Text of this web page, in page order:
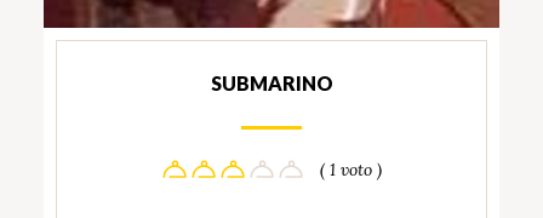
SUBMARINO
( 1 voto )